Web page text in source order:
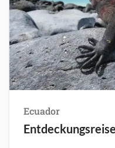
Ecuador